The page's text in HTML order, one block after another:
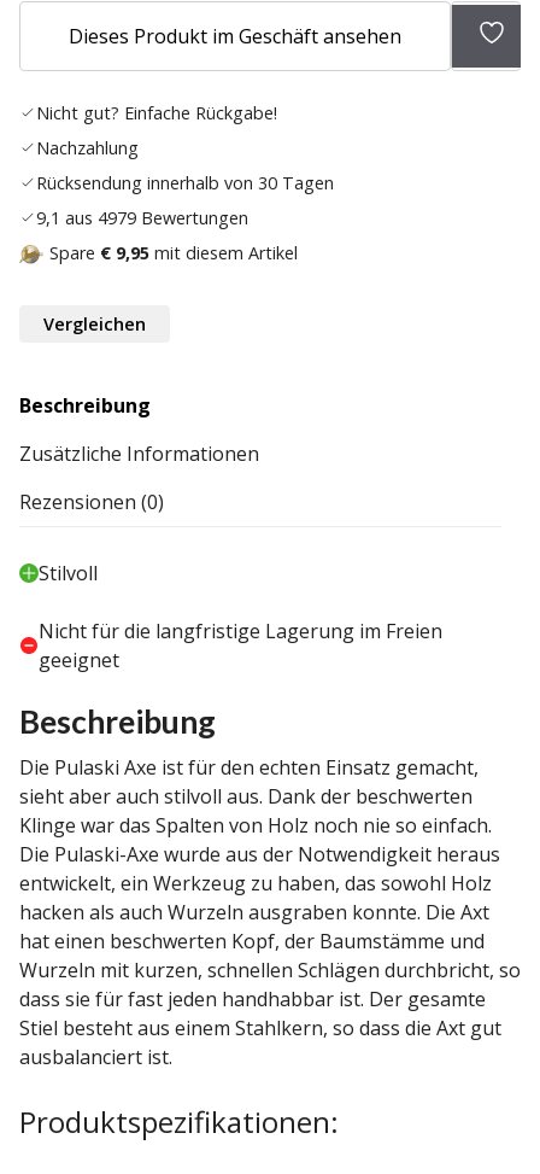
Dieses Produkt im Geschäft ansehen
Zur
Nicht gut? Einfache Rückgabe!
Nachzahlung
Rücksendung innerhalb von 30 Tagen
9,1 aus 4979 Bewertungen
Spare € 9,95 mit diesem Artikel
Vergleichen
Beschreibung
Zusätzliche Informationen
Rezensionen (0)
Stilvoll
Nicht für die langfristige Lagerung im Freien
geeignet
Beschreibung
Die Pulaski Axe ist für den echten Einsatz gemacht,
sieht aber auch stilvoll aus. Dank der beschwerten
Klinge war das Spalten von Holz noch nie so einfach.
Die Pulaski-Axe wurde aus der Notwendigkeit heraus
entwickelt, ein Werkzeug zu haben, das sowohl Holz
hacken als auch Wurzeln ausgraben konnte. Die Axt
hat einen beschwerten Kopf, der Baumstämme und
Wurzeln mit kurzen, schnellen Schlägen durchbricht, so
dass sie für fast jeden handhabbar ist. Der gesamte
Stiel besteht aus einem Stahlkern, so dass die Axt gut
ausbalanciert ist.
Produktspezifikationen: